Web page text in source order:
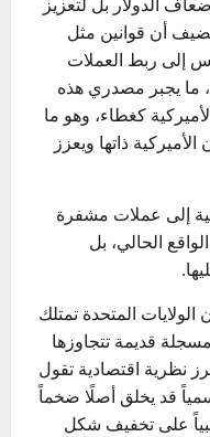
أن قوانين مثل
إلى ربط العملات
ما يجبر مصدري هذه
كغطاء، وهو ما
ذاتها ويعزز
إلى عملات مشفرة
الحالي، بل
المتحدة تمتلك
قديمة تتجاوزها
نظرية اقتصادية تقول
قد يخلق أصلًا ضخماً
على تخفيف شكل